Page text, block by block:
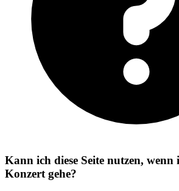
Kann ich diese Seite nutzen, wenn
Konzert gehe?